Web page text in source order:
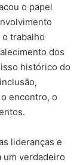
o papel
trabalho
dos
histórico do
encontro, o
lideranças e
um verdadeiro